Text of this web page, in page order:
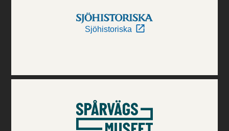
Sjöhistoriska